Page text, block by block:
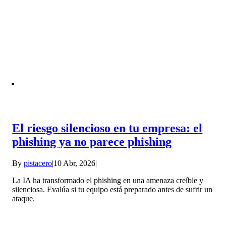
El riesgo silencioso en tu empresa: el
phishing ya no parece phishing
Bypistacero|10 Abr, 2026|
La IA ha transformado el phishing en una amenaza creíble y
silenciosa. Evalúa si tu equipo está preparado antes de sufrir un
ataque.